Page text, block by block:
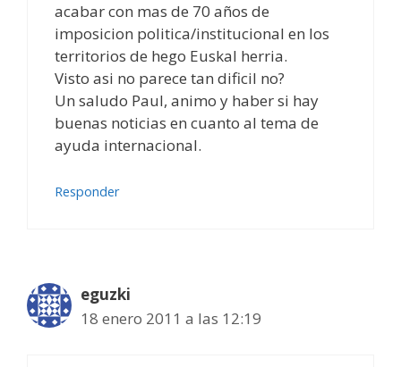
acabar con mas de 70 años de
imposicion politica/institucional en los
territorios de hego Euskal herria.
Visto asi no parece tan dificil no?
Un saludo Paul, animo y haber si hay
buenas noticias en cuanto al tema de
ayuda internacional.
Responder
eguzki
18 enero 2011 a las 12:19